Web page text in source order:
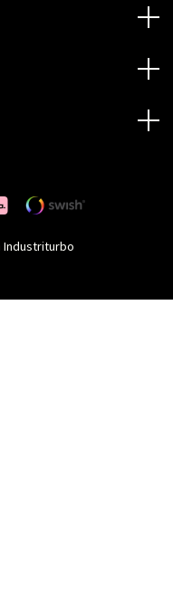
Industriturbo